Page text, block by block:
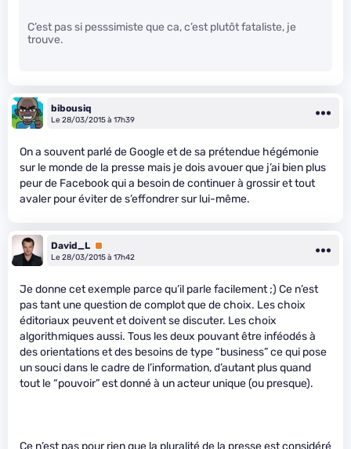
C’est pas si pesssimiste que ca, c’est plutôt fataliste, je
trouve.
bibousiq
Le 28/03/2015 à 17h39
On a souvent parlé de Google et de sa prétendue hégémonie
sur le monde de la presse mais je dois avouer que j’ai bien plus
peur de Facebook qui a besoin de continuer à grossir et tout
avaler pour éviter de s’effondrer sur lui-même.
David_L Premium
Le 28/03/2015 à 17h42
Je donne cet exemple parce qu’il parle facilement ;) Ce n’est
pas tant une question de complot que de choix. Les choix
éditoriaux peuvent et doivent se discuter. Les choix
algorithmiques aussi. Tous les deux pouvant être inféodés à
des orientations et des besoins de type “business” ce qui pose
un souci dans le cadre de l’information, d’autant plus quand
tout le “pouvoir” est donné à un acteur unique (ou presque).